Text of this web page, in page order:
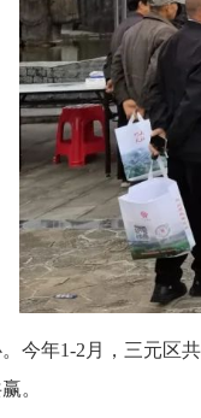
今年1-2月，三元区
。